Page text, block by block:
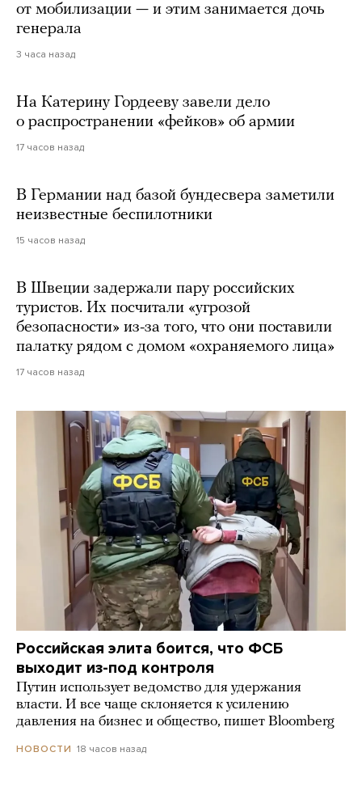
от мобилизации — и этим занимается дочь
генерала
3 часа назад
На Катерину Гордееву завели дело
о распространении «фейков» об армии
17 часов назад
В Германии над базой бундесвера заметили
неизвестные беспилотники
15 часов назад
В Швеции задержали пару российских
туристов. Их посчитали «угрозой
безопасности» из-за того, что они поставили
палатку рядом с домом «охраняемого лица»
17 часов назад
Российская элита боится, что ФСБ
выходит из-под контроля
Путин использует ведомство для удержания
власти. И все чаще склоняется к усилению
давления на бизнес и общество, пишет Bloomberg
НОВОСТИ 18 часов назад